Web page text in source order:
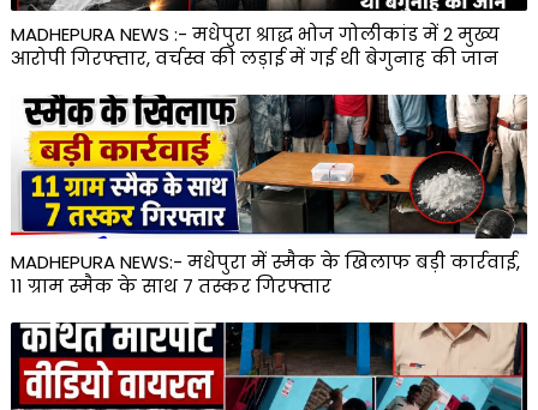
MADHEPURA NEWS :- मधेपुरा श्राद्ध भोज गोलीकांड में 2 मुख्य
आरोपी गिरफ्तार, वर्चस्व की लड़ाई में गई थी बेगुनाह की जान
MADHEPURA NEWS:- मधेपुरा में स्मैक के खिलाफ बड़ी कार्रवाई,
11 ग्राम स्मैक के साथ 7 तस्कर गिरफ्तार